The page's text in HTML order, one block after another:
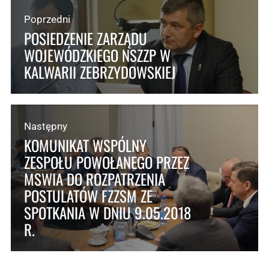
Poprzedni
POSIEDZENIE ZARZĄDU
WOJEWÓDZKIEGO NSZZP W
KALWARII ZEBRZYDOWSKIEJ
Następny
KOMUNIKAT WSPÓLNY
ZESPOŁU POWOŁANEGO PRZEZ
MSWIA DO ROZPATRZENIA
POSTULATÓW FZZSM ZE
SPOTKANIA W DNIU 9.05.2018
R.